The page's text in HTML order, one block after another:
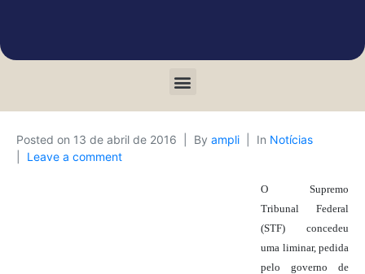
Posted on 13 de abril de 2016 By ampli In Notícias
Leave a comment
O Supremo
Tribunal Federal
(STF) concedeu
uma liminar, pedida
pelo governo de